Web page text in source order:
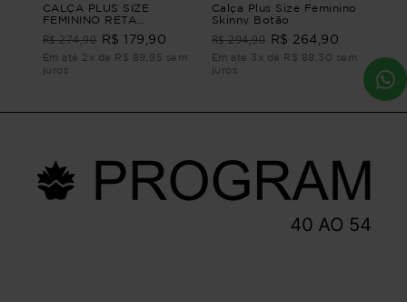
CALÇA PLUS SIZE
FEMININO RETA
CONTORNOS Azul G1 - 48
R$ 274,90 R$ 179,90
Em até 2x de R$ 89,95 sem
juros
Calça Plus Size Feminino
Skinny Botão
R$ 294,90 R$ 264,90
Em até 3x de R$ 88,30 sem
juros